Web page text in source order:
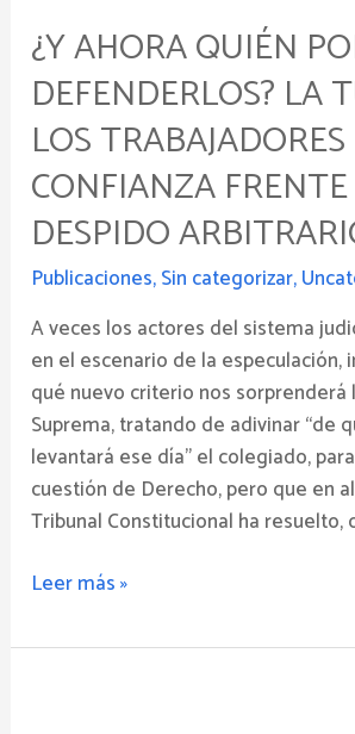
¿Y AHORA QUIÉN
DEFENDERLOS? LA
LOS
CONFIANZA
DESPIDO
Publicaciones,Sin categorizar,
A veces los actores del sistema
en el escenario de la especulación,
qué nuevo criterio nos sorprenderá
Suprema, tratando de adivinar “de
levantará ese día” el colegiado,
cuestión de Derecho, pero que en
Tribunal Constitucional ha resuelto,
quién
podrá
defenderlos?
La
tutela
a
los
trabajadores
confianza
frente
al
despido
arbitrario
Leer más »